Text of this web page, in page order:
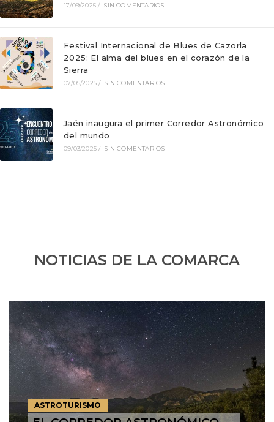
17/09/2025 / SIN COMENTARIOS
Festival Internacional de Blues de Cazorla
2025: El alma del blues en el corazón de la
Sierra
07/05/2025 / SIN COMENTARIOS
Jaén inaugura el primer Corredor Astronómico
del mundo
09/03/2025 / SIN COMENTARIOS
NOTICIAS DE LA COMARCA
ASTROTURISMO